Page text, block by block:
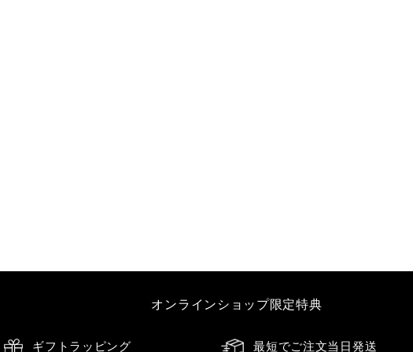
オンラインショップ限定特典
ギフトラッピング 最短でご注文当日発送